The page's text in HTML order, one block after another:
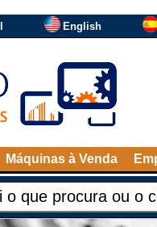
English
Máquinas à Venda